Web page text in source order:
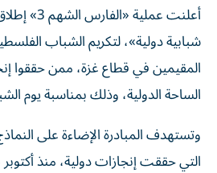
أعلنت عملية
شبابية دولية»، لتكريم الشباب
المقيمين في قطاع غزة، ممن حققوا
الساحة الدولية، وذلك بمناسبة يوم
وتستهدف المبادرة الإضاءة على